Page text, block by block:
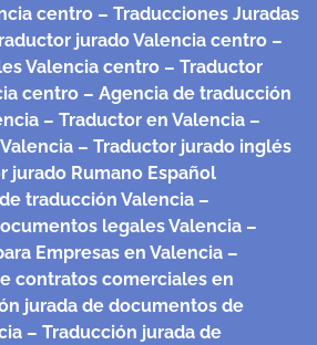
centro – Traducciones Juradas
jurado Valencia centro –
Valencia centro – Traductor
centro – Agencia de traducción
– Traductor en Valencia –
– Traductor jurado inglés
jurado Rumano Español
traducción Valencia –
legales Valencia –
Empresas en Valencia –
contratos comerciales en
jurada de documentos de
– Traducción jurada de